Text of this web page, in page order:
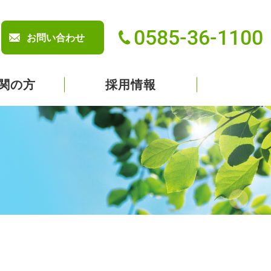
の方 採用情報
お問い合わせ 0585-36-1100